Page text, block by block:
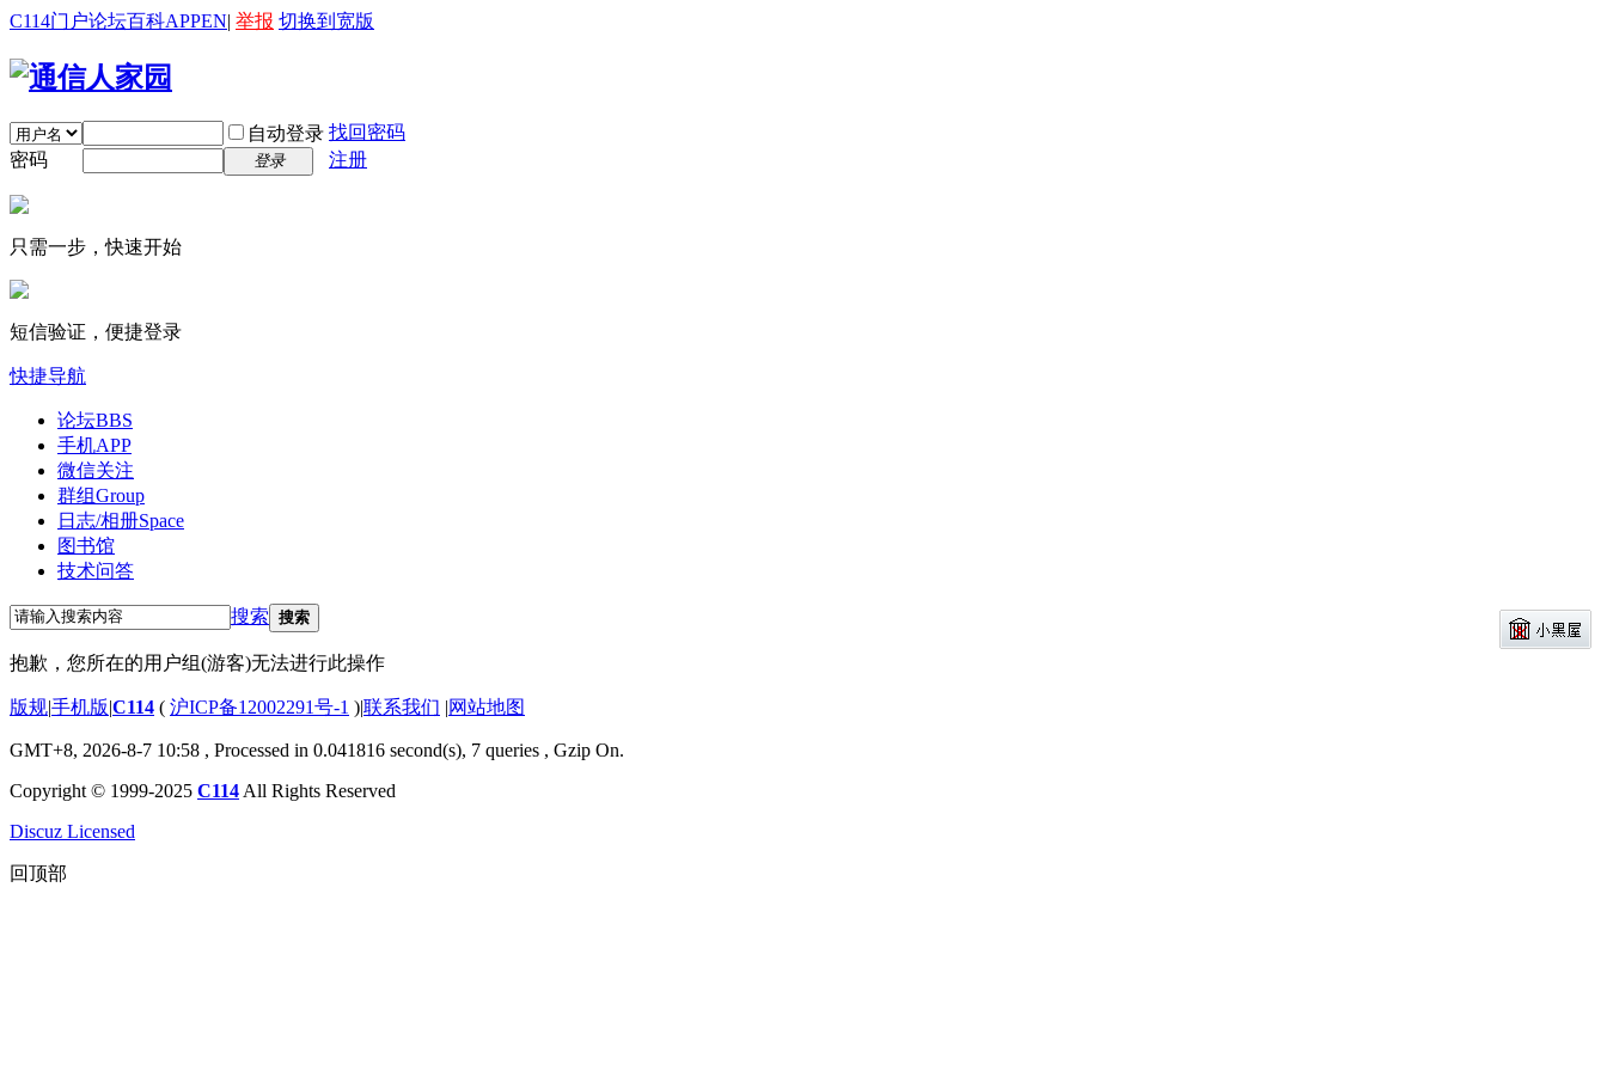
C114门户论坛百科APPEN| 举报 切换到宽版
自动登录 找回密码
密码
登录 注册
只需一步，快速开始
短信验证，便捷登录
快捷导航
论坛BBS
手机APP
微信关注
群组Group
日志/相册Space
图书馆
技术问答
搜索 搜索
抱歉，您所在的用户组(游客)无法进行此操作
版规|手机版|C114 ( 沪ICP备12002291号-1 )|联系我们 |网站地图
GMT+8, 2026-8-7 10:58 , Processed in 0.041816 second(s), 7 queries , Gzip On.
Copyright © 1999-2025 C114 All Rights Reserved
Discuz Licensed
回顶部